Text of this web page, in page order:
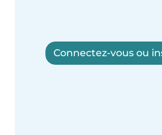
Connectez-vous ou